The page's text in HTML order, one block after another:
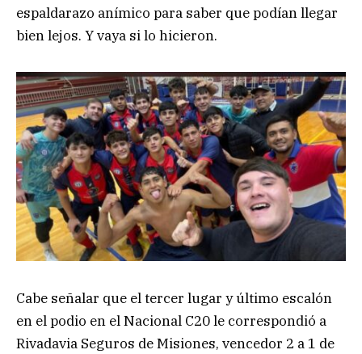
espaldarazo anímico para saber que podían llegar
bien lejos. Y vaya si lo hicieron.
Cabe señalar que el tercer lugar y último escalón
en el podio en el Nacional C20 le correspondió a
Rivadavia Seguros de Misiones, vencedor 2 a 1 de